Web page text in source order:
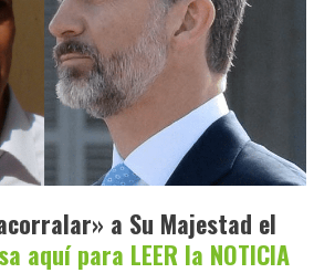
a Su Majestad el
aquí para LEER la NOTICIA